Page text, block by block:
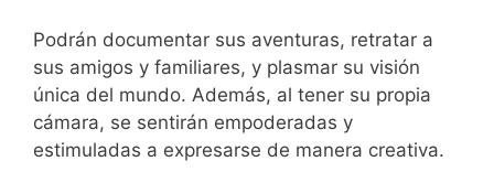
Podrán documentar sus aventuras, retratar a
⁤sus amigos y familiares, y plasmar su visión
única del mundo. Además, al tener‌ su‌ propia
cámara, se sentirán empoderadas y
estimuladas a expresarse de‍ manera creativa.